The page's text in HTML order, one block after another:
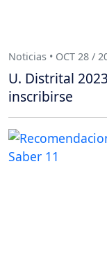
Noticias • OCT 28 /
U. Distrital
inscribirse